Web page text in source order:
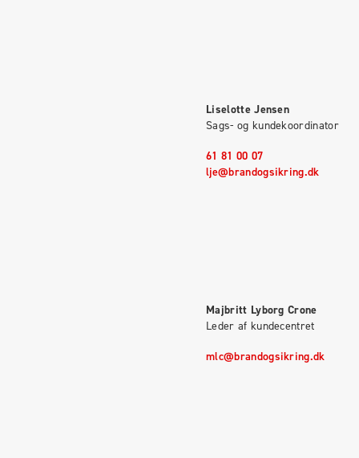
Liselotte Jensen
Sags- og kundekoordinator
61 81 00 07
lje@brandogsikring.dk
Majbritt Lyborg Crone
Leder af kundecentret
mlc@brandogsikring.dk